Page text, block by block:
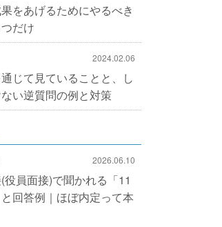
をあげるためにやるべき
だけ
2024.02.06
じて見ていることと、し
い逆質問の例と対策
2026.06.10
役員面接)で聞かれる「11
回答例｜ほぼ内定って本